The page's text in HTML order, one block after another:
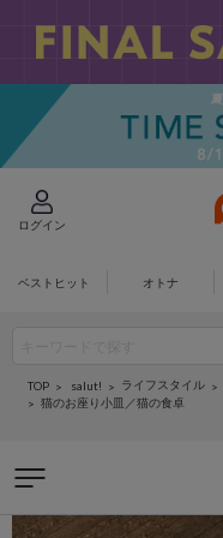
ログイン
ベストヒット オトナ
TOP salut! ライフスタイル
猫のお座り小皿／猫の食卓